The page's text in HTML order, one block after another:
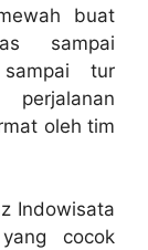
buat
sampai
tur
oleh tim
Indowisata
cocok